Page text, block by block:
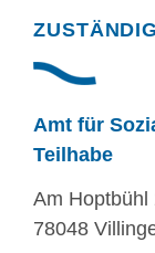
Randspalte
Amt für
Teilhabe
Am Hoptbühl
78048